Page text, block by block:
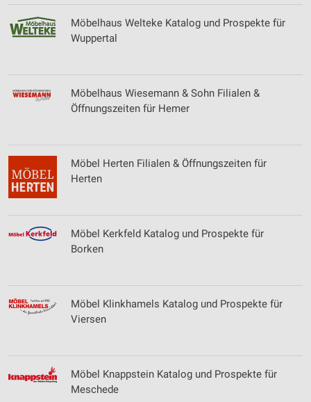
Möbelhaus Welteke Katalog und Prospekte für
Wuppertal
Möbelhaus Wiesemann & Sohn Filialen &
Öffnungszeiten für Hemer
Möbel Herten Filialen & Öffnungszeiten für
Herten
Möbel Kerkfeld Katalog und Prospekte für
Borken
Möbel Klinkhamels Katalog und Prospekte für
Viersen
Möbel Knappstein Katalog und Prospekte für
Meschede
Messung der Werbeleistung
Kombinationen von Daten aus verschiedenen
Quellen
Verwendung reduzierter Daten zur Auswahl von
Inhalten
IAB-Besonderheiten:
Geräte anhand von aktiv angeforderten
Notwendig